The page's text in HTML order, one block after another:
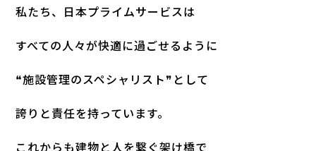
私たち、日本プライムサービスは
すべての人々が快適に過ごせるように
❝施設管理のスペシャリスト❞として
誇りと責任を持っています。
これからも建物と人を繋ぐ架け橋で